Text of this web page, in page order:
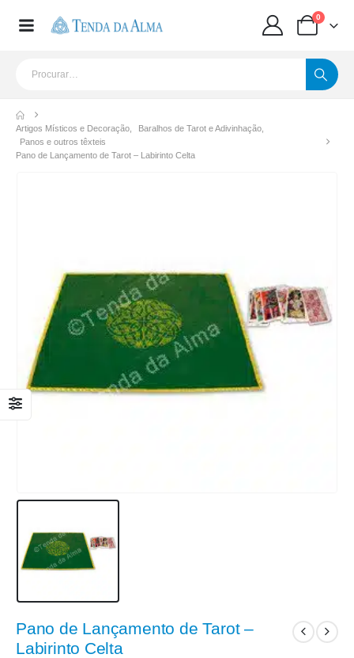
0
Artigos Místicos e Decoração Baralhos de Tarot e Adivinhação
Panos e outros têxteis
Pano de Lançamento de Tarot – Labirinto Celta
Pano de Lançamento de Tarot –
Labirinto Celta